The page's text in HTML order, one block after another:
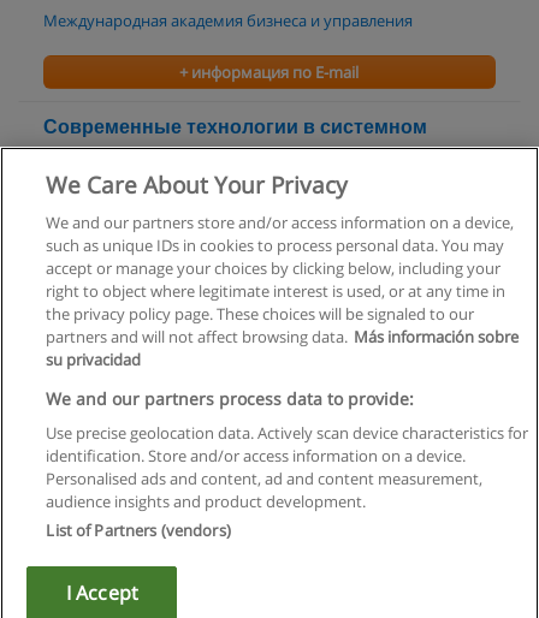
Международная академия бизнеса и управления
+ информация по E-mail
Современные технологии в системном
анализе
Московская международная высшая школа бизнеса
+ информация по E-mail
Правила пользования
Конфиденциальность информации
Напишите Educaedu
Copyright © Educaedu Business S.L. - CIF : B-95610580: -
We Care About Your Privacy
We and our partners store and/or access information on a device,
such as unique IDs in cookies to process personal data. You may
accept or manage your choices by clicking below, including your
right to object where legitimate interest is used, or at any time in
the privacy policy page. These choices will be signaled to our
partners and will not affect browsing data. Más información sobre
su privacidad
We and our partners process data to provide:
Use precise geolocation data. Actively scan device characteristics for
identification. Store and/or access information on a device.
Personalised ads and content, ad and content measurement,
audience insights and product development.
List of Partners (vendors)
I Accept